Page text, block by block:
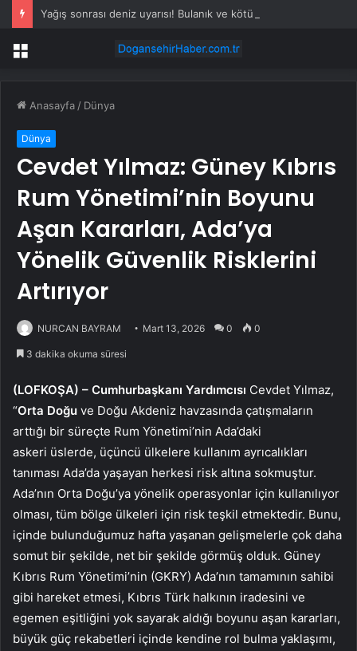
Menü
Anasayfa / Dünya
Dünya
Cevdet Yılmaz: Güney Kıbrıs
Rum Yönetimi’nin Boyunu
Aşan Kararları, Ada’ya
Yönelik Güvenlik Risklerini
Artırıyor
NURCAN BAYRAM Mart 13, 2026 0 0
3 dakika okuma süresi
(LOFKOŞA) – Cumhurbaşkanı Yardımcısı Cevdet Yılmaz,
“Orta Doğu ve Doğu Akdeniz havzasında çatışmaların
arttığı bir süreçte Rum Yönetimi’nin Ada’daki
askeri üslerde, üçüncü ülkelere kullanım ayrıcalıkları
tanıması Ada’da yaşayan herkesi risk altına sokmuştur.
Ada’nın Orta Doğu’ya yönelik operasyonlar için kullanılıyor
olması, tüm bölge ülkeleri için risk teşkil etmektedir. Bunu,
içinde bulunduğumuz hafta yaşanan gelişmelerle çok daha
somut bir şekilde, net bir şekilde görmüş olduk. Güney
Kıbrıs Rum Yönetimi’nin (GKRY) Ada’nın tamamının sahibi
gibi hareket etmesi, Kıbrıs Türk halkının iradesini ve
egemen eşitliğini yok sayarak aldığı boyunu aşan kararları,
büyük güç rekabetleri içinde kendine rol bulma yaklaşımı,